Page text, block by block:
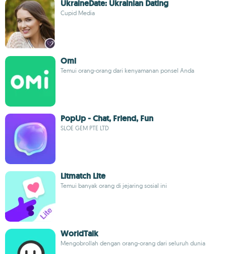
UkraineDate: Ukrainian Dating
Cupid Media
Omi
Temui orang-orang dari kenyamanan ponsel Anda
PopUp - Chat, Friend, Fun
SLOE GEM PTE LTD
Litmatch Lite
Temui banyak orang di jejaring sosial ini
WorldTalk
Mengobrollah dengan orang-orang dari seluruh dunia